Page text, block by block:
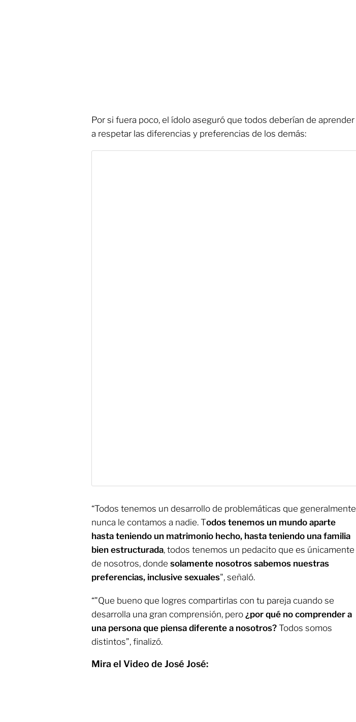
Por si fuera poco, el ídolo aseguró que todos deberían de aprender
a respetar las diferencias y preferencias de los demás:
“Todos tenemos un desarrollo de problemáticas que generalmente
nunca le contamos a nadie. Todos tenemos un mundo aparte
hasta teniendo un matrimonio hecho, hasta teniendo una familia
bien estructurada, todos tenemos un pedacito que es únicamente
de nosotros, donde solamente nosotros sabemos nuestras
preferencias, inclusive sexuales", señaló.
“"Que bueno que logres compartirlas con tu pareja cuando se
desarrolla una gran comprensión, pero ¿por qué no comprender a
una persona que piensa diferente a nosotros? Todos somos
distintos”, finalizó.
Mira el Video de José José: